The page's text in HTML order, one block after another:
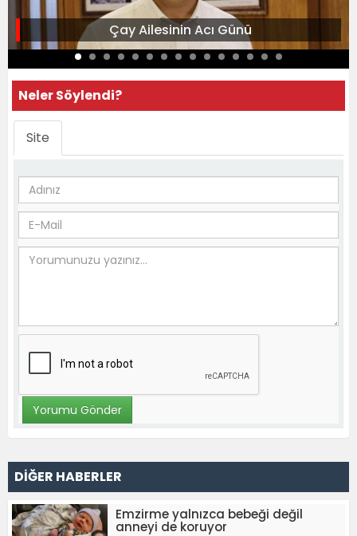
Çay Ailesinin Acı Günü
Neler Söylendi?
Site
DİĞER HABERLER
Emzirme yalnızca bebeği değil
anneyi de koruyor